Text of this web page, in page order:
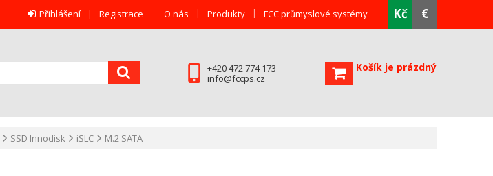
Kč €
O nás Produkty FCC průmyslové systémy
Přihlášení Registrace
Košík je prázdný
+420 472 774 173
info@fccps.cz
SSD Innodisk iSLC M.2 SATA